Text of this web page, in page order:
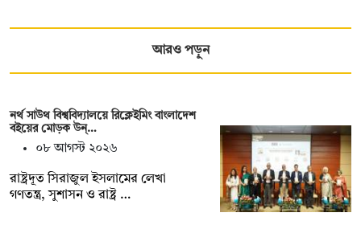
আরও পড়ুন
নর্থ সাউথ বিশ্ববিদ্যালয়ে রিক্লেইমিং বাংলাদেশ
বইয়ের মোড়ক উন্…
০৮ আগস্ট ২০২৬
রাষ্ট্রদূত সিরাজুল ইসলামের লেখা
গণতন্ত্র, সুশাসন ও রাষ্ট্র …